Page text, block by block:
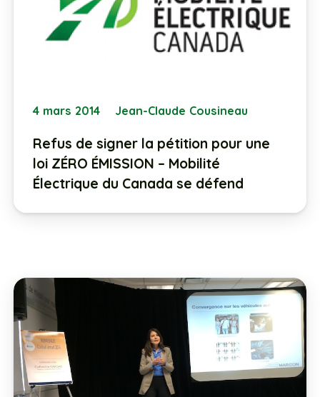
4 mars 2014 Jean-Claude Cousineau
Refus de signer la pétition pour une
loi ZÉRO ÉMISSION – Mobilité
Électrique du Canada se défend